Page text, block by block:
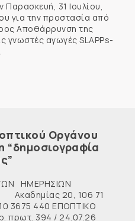
31 Ιουλίου,
για την προστασία από
Αποθάρρυνση της
γνωστές αγωγές SLAPPs-
Οργάνου
“δημοσιογραφία
ΗΜΕΡΗΣΙΩΝ
20, 106 71
440 ΕΠΟΠΤΙΚΟ
πρωτ. 394 / 24.07.26